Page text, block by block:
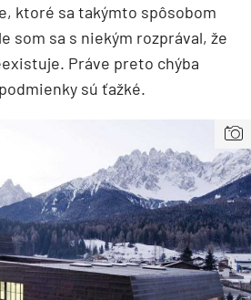
ktoré sa takýmto spôsobom
som sa s niekým rozprával, že
Práve preto chýba
sú ťažké.